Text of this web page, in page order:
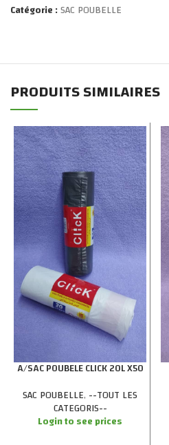
Catégorie :SAC POUBELLE
PRODUITS SIMILAIRES
A/SAC POUBELE CLICK 20L X50
SAC POUBELLE, --TOUT LES
CATEGORIS--
Login to see prices